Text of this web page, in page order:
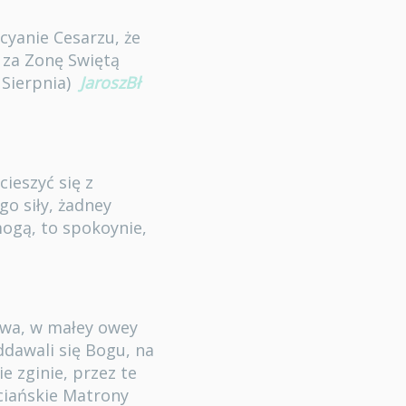
Cesarzu, że
Zonę Swiętą
JaroszBł
się z
siły, żadney
to spokoynie,
w małey owey
się Bogu, na
zginie, przez te
Matrony